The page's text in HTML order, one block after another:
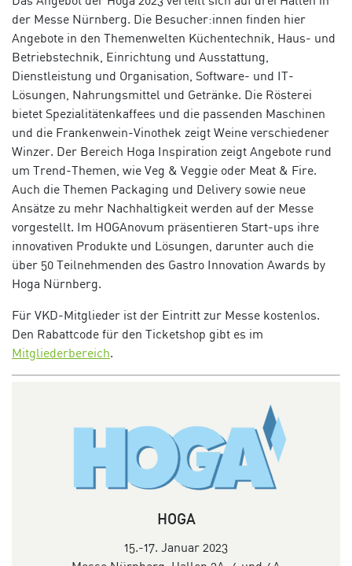
der Messe Nürnberg. Die Besucher:innen finden hier
Angebote in den Themenwelten Küchentechnik, Haus- und
Betriebstechnik, Einrichtung und Ausstattung,
Dienstleistung und Organisation, Software- und IT-
Lösungen, Nahrungsmittel und Getränke. Die Rösterei
bietet Spezialitätenkaffees und die passenden Maschinen
und die Frankenwein-Vinothek zeigt Weine verschiedener
Winzer. Der Bereich Hoga Inspiration zeigt Angebote rund
um Trend-Themen, wie Veg & Veggie oder Meat & Fire.
Auch die Themen Packaging und Delivery sowie neue
Ansätze zu mehr Nachhaltigkeit werden auf der Messe
vorgestellt. Im HOGAnovum präsentieren Start-ups ihre
innovativen Produkte und Lösungen, darunter auch die
über 50 Teilnehmenden des Gastro Innovation Awards by
Hoga Nürnberg.
Für VKD-Mitglieder ist der Eintritt zur Messe kostenlos.
Den Rabattcode für den Ticketshop gibt es im
Mitgliederbereich.
HOGA
15.-17. Januar 2023